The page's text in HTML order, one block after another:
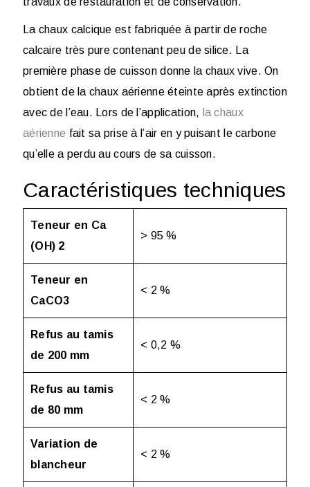
La chaux calcique est fabriquée à partir de roche
calcaire très pure contenant peu de silice. La
première phase de cuisson donne la chaux vive. On
obtient de la chaux aérienne éteinte après extinction
avec de l’eau. Lors de l’application, la chaux
aérienne fait sa prise à l’air en y puisant le carbone
qu’elle a perdu au cours de sa cuisson.
Caractéristiques techniques
Teneur en Ca
(OH) 2
> 95 %
Teneur en
CaCO3
< 2 %
Refus au tamis
de 200 mm
< 0,2 %
Refus au tamis
de 80 mm
< 2 %
Variation de
blancheur
< 2 %